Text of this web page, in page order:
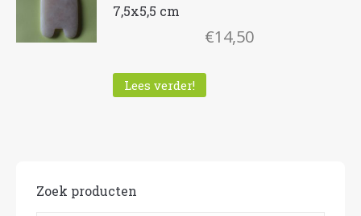
7,5x5,5 cm
€14,50
Lees verder!
Zoek producten